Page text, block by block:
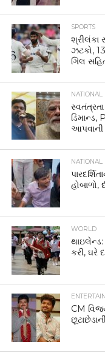
SPORTS
શ્રીલંકા
ઝટકો,
ગિલ
NATIONAL
ડિમાન્ડ,
આપવાની
NATIONAL
હોબાળો,
WORLD
થાઇલેન્ડ:
કરી, ઘરે
CM